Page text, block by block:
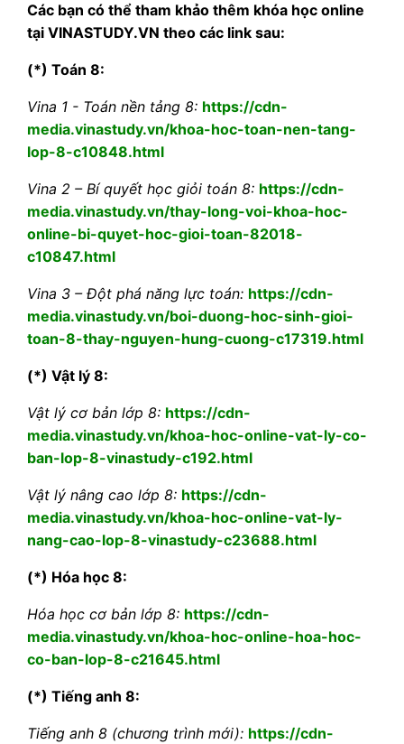
Các bạn có thể tham khảo thêm khóa học online
tại VINASTUDY.VN theo các link sau:
(*) Toán 8:
Vina 1 - Toán nền tảng 8: https://cdn-
media.vinastudy.vn/khoa-hoc-toan-nen-tang-
lop-8-c10848.html
Vina 2 – Bí quyết học giỏi toán 8: https://cdn-
media.vinastudy.vn/thay-long-voi-khoa-hoc-
online-bi-quyet-hoc-gioi-toan-82018-
c10847.html
Vina 3 – Đột phá năng lực toán: https://cdn-
media.vinastudy.vn/boi-duong-hoc-sinh-gioi-
toan-8-thay-nguyen-hung-cuong-c17319.html
(*) Vật lý 8:
Vật lý cơ bản lớp 8: https://cdn-
media.vinastudy.vn/khoa-hoc-online-vat-ly-co-
ban-lop-8-vinastudy-c192.html
Vật lý nâng cao lớp 8: https://cdn-
media.vinastudy.vn/khoa-hoc-online-vat-ly-
nang-cao-lop-8-vinastudy-c23688.html
(*) Hóa học 8:
Hóa học cơ bản lớp 8: https://cdn-
media.vinastudy.vn/khoa-hoc-online-hoa-hoc-
co-ban-lop-8-c21645.html
(*) Tiếng anh 8:
Tiếng anh 8 (chương trình mới): https://cdn-